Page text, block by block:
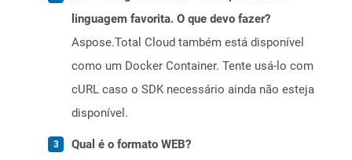
linguagem favorita. O que devo fazer?
Aspose.Total Cloud também está disponível
como um Docker Container. Tente usá-lo com
cURL caso o SDK necessário ainda não esteja
disponível.
Qual é o formato WEB?